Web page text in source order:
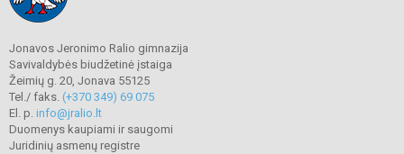
Jonavos Jeronimo Ralio gimnazija
Savivaldybės biudžetinė įstaiga
Žeimių g. 20, Jonava 55125
Tel./ faks. (+370 349) 69 075
El. p. info@jralio.lt
Duomenys kaupiami ir saugomi
Juridinių asmenų registre